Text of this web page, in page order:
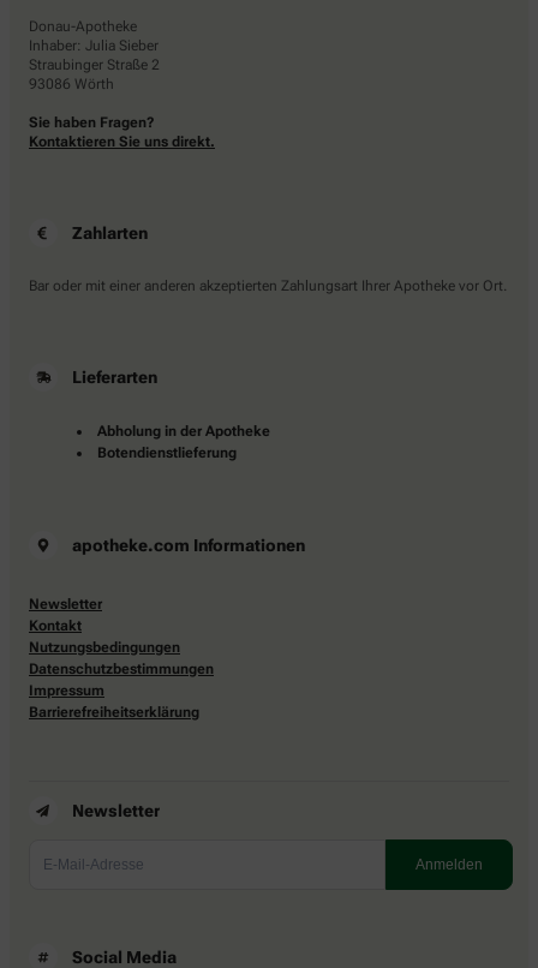
Donau-Apotheke
Inhaber: Julia Sieber
Straubinger Straße 2
93086 Wörth
Sie haben Fragen?
Kontaktieren Sie uns direkt.
Zahlarten
Bar oder mit einer anderen akzeptierten Zahlungsart Ihrer Apotheke vor Ort.
Lieferarten
Abholung in der Apotheke
Botendienstlieferung
apotheke.com Informationen
Newsletter
Kontakt
Nutzungsbedingungen
Datenschutzbestimmungen
Impressum
Barrierefreiheitserklärung
Newsletter
Social Media